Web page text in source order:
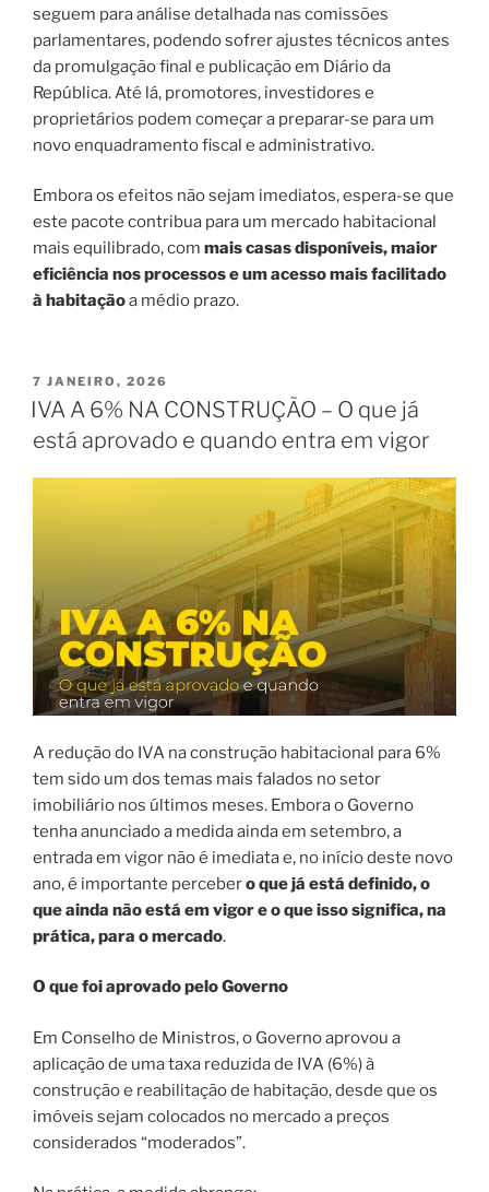
seguem para análise detalhada nas comissões
parlamentares, podendo sofrer ajustes técnicos antes
da promulgação final e publicação em Diário da
República. Até lá, promotores, investidores e
proprietários podem começar a preparar-se para um
novo enquadramento fiscal e administrativo.
Embora os efeitos não sejam imediatos, espera-se que
este pacote contribua para um mercado habitacional
mais equilibrado, com mais casas disponíveis, maior
eficiência nos processos e um acesso mais facilitado
à habitaçãoa médio prazo.
PUBLICADO
EM
7 JANEIRO, 2026
IVA A 6% NA CONSTRUÇÃO – O que já
está aprovado e quando entra em vigor
A redução do IVA na construção habitacional para 6%
tem sido um dos temas mais falados no setor
imobiliário nos últimos meses. Embora o Governo
tenha anunciado a medida ainda em setembro, a
entrada em vigor não é imediata e, no início deste novo
ano, é importante percebero que já está definido, o
que ainda não está em vigor e o que isso significa, na
prática, para o mercado.
O que foi aprovado pelo Governo
Em Conselho de Ministros, o Governo aprovou a
aplicação de uma taxa reduzida de IVA (6%) à
construção e reabilitação de habitação, desde que os
imóveis sejam colocados no mercado a preços
considerados “moderados”.